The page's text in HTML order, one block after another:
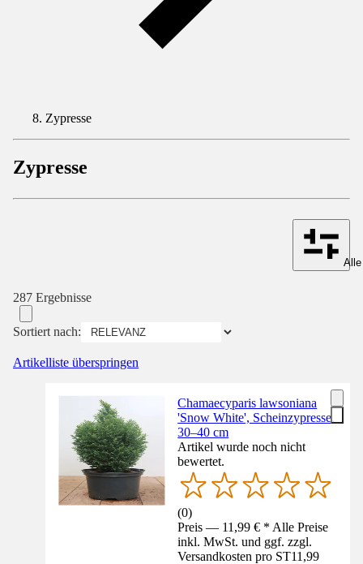
Zypresse
Zypresse
287 Ergebnisse
Sortiert nach:
Artikelliste überspringen
Chamaecyparis lawsoniana
'Snow White', Scheinzypresse,
30–40 cm
Artikel wurde noch nicht
bewertet.
(0)
Preis — 11,99 € * Alle Preise
inkl. MwSt. und ggf. zzgl.
Versandkosten pro ST11,99